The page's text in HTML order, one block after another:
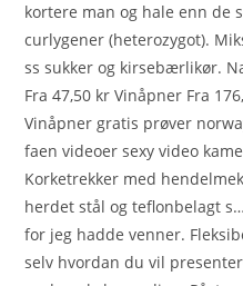
kortere man og hale enn de
curlygener (heterozygot).
ss sukker og kirsebærlikør.
Fra 47,50 kr Vinåpner Fra
Vinåpner gratis prøver
faen videoer sexy video
Korketrekker med
herdet stål og teflonbelagt
for jeg hadde venner.
selv hvordan du vil